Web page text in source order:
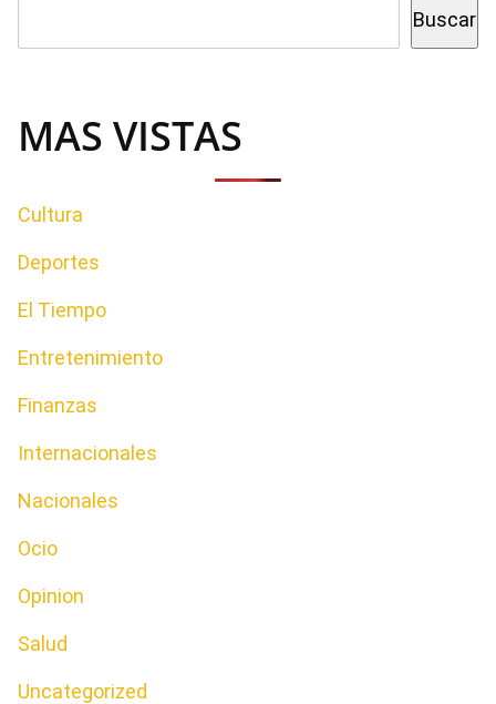
Buscar
MAS VISTAS
Cultura
Deportes
El Tiempo
Entretenimiento
Finanzas
Internacionales
Nacionales
Ocio
Opinion
Salud
Uncategorized